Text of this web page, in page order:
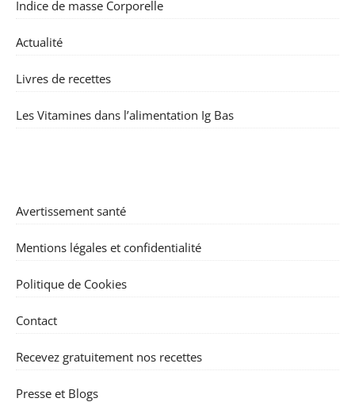
Indice de masse Corporelle
Actualité
Livres de recettes
Les Vitamines dans l’alimentation Ig Bas
Avertissement santé
Mentions légales et confidentialité
Politique de Cookies
Contact
Recevez gratuitement nos recettes
Presse et Blogs